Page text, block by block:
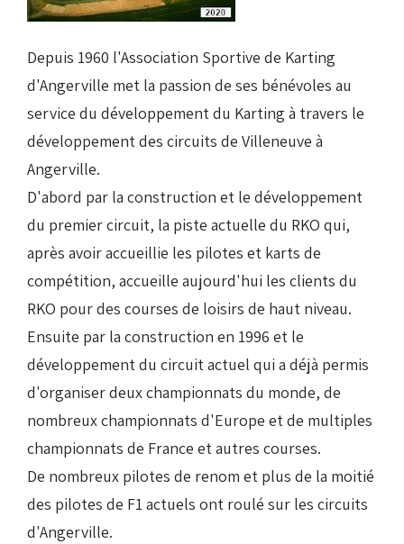
Depuis 1960 l'Association Sportive de Karting
d'Angerville met la passion de ses bénévoles au
service du développement du Karting à travers le
développement des circuits de Villeneuve à
Angerville.
D'abord par la construction et le développement
du premier circuit, la piste actuelle du RKO qui,
après avoir accueillie les pilotes et karts de
compétition, accueille aujourd'hui les clients du
RKO pour des courses de loisirs de haut niveau.
Ensuite par la construction en 1996 et le
développement du circuit actuel qui a déjà permis
d'organiser deux championnats du monde, de
nombreux championnats d'Europe et de multiples
championnats de France et autres courses.
De nombreux pilotes de renom et plus de la moitié
des pilotes de F1 actuels ont roulé sur les circuits
d'Angerville.
Homologation circuit